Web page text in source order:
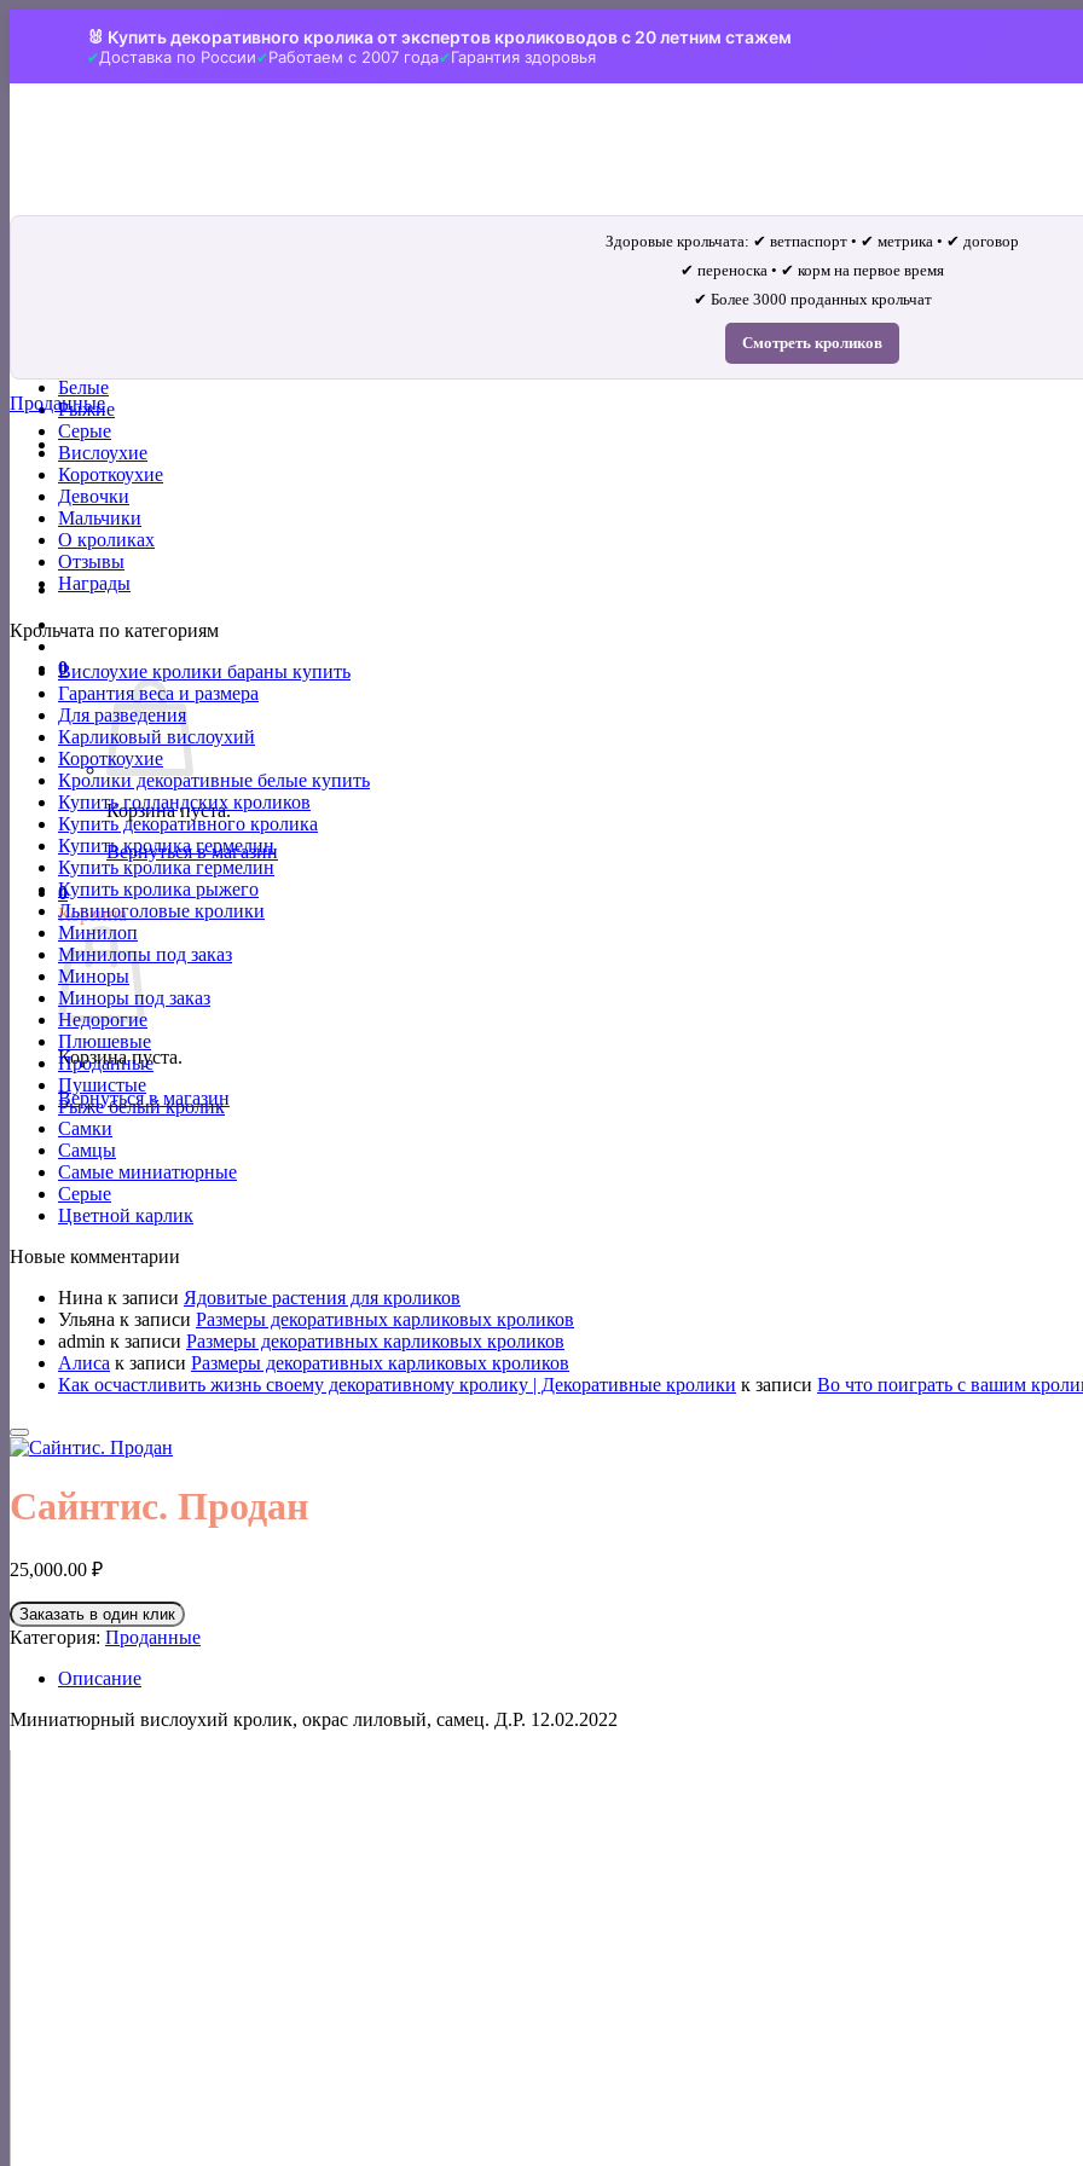
🐰 Купить декоративного кролика от экспертов кролиководов с 20 летним стажем
Доставка по России Работаем с 2007 года Гарантия здоровья
Белые
Рыжие
Серые
Вислоухие
Короткоухие
Девочки
Мальчики
О кроликах
Отзывы
Награды
0
Корзина пуста.
Вернуться в магазин
0
Корзина
Корзина пуста.
Вернуться в магазин
Здоровые крольчата: ✔ ветпаспорт • ✔ метрика • ✔ договор
✔ переноска • ✔ корм на первое время
✔ Более 3000 проданных крольчат
Смотреть кроликов
Проданные
Крольчата по категориям
Вислоухие кролики бараны купить
Гарантия веса и размера
Для разведения
Карликовый вислоухий
Короткоухие
Кролики декоративные белые купить
Купить голландских кроликов
Купить декоративного кролика
Купить кролика гермелин
Купить кролика гермелин
Купить кролика рыжего
Львиноголовые кролики
Минилоп
Минилопы под заказ
Миноры
Миноры под заказ
Недорогие
Плюшевые
Проданные
Пушистые
Рыже белый кролик
Самки
Самцы
Самые миниатюрные
Серые
Цветной карлик
Новые комментарии
Нина к записи Ядовитые растения для кроликов
Ульяна к записи Размеры декоративных карликовых кроликов
admin к записи Размеры декоративных карликовых кроликов
Алиса к записи Размеры декоративных карликовых кроликов
Как осчастливить жизнь своему декоративному кролику | Декоративные кролики к записи Во что поиграть с вашим
Сайнтис. Продан
25,000.00 ₽
Заказать в один клик
Категория: Проданные
Описание
Миниатюрный вислоухий кролик, окрас лиловый, самец. Д.Р. 12.02.2022